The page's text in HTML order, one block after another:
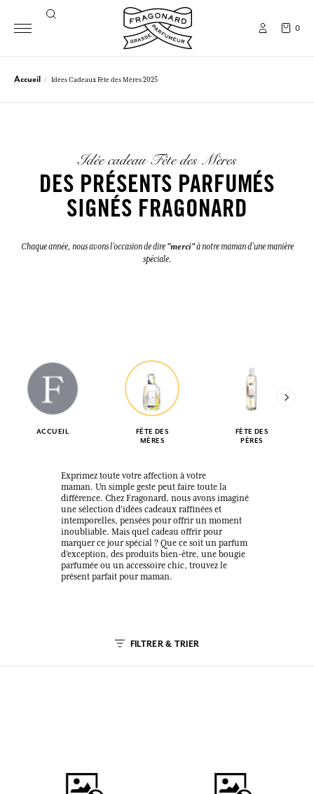
0
Accueil Idées Cadeaux Fête des Mères 2025
Idée cadeau Fête des Mères
DES PRÉSENTS PARFUMÉS
SIGNÉS FRAGONARD
Chaque année, nous avons l’occasion de dire "merci"à notre maman d’une manière
spéciale.
ACCUEIL
FÊTE DES
MÈRES
FÊTE DES
PÈRES
Exprimez toute votre affection à votre
maman. Un simple geste peut faire toute la
différence. Chez Fragonard, nous avons imaginé
une sélection d’idées cadeaux raffinées et
intemporelles, pensées pour offrir un moment
inoubliable. Mais quel cadeau offrir pour
marquer ce jour spécial ? Que ce soit un parfum
d’exception, des produits bien-être, une bougie
parfumée ou un accessoire chic, trouvez le
présent parfait pour maman.
FILTRER & TRIER